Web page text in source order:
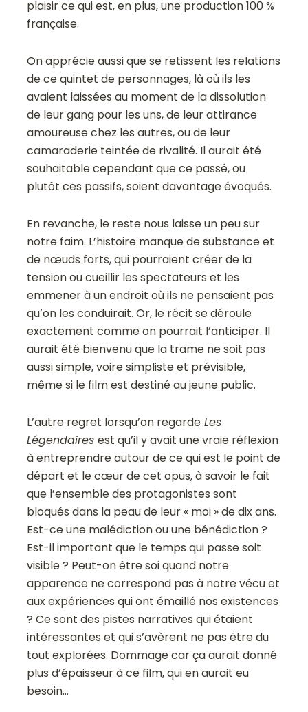
plaisir ce qui est, en plus, une production 100 %
française.
On apprécie aussi que se retissent les relations
de ce quintet de personnages, là où ils les
avaient laissées au moment de la dissolution
de leur gang pour les uns, de leur attirance
amoureuse chez les autres, ou de leur
camaraderie teintée de rivalité. Il aurait été
souhaitable cependant que ce passé, ou
plutôt ces passifs, soient davantage évoqués.
En revanche, le reste nous laisse un peu sur
notre faim. L’histoire manque de substance et
de nœuds forts, qui pourraient créer de la
tension ou cueillir les spectateurs et les
emmener à un endroit où ils ne pensaient pas
qu’on les conduirait. Or, le récit se déroule
exactement comme on pourrait l’anticiper. Il
aurait été bienvenu que la trame ne soit pas
aussi simple, voire simpliste et prévisible,
même si le film est destiné au jeune public.
L’autre regret lorsqu’on regarde Les
Légendairesest qu’il y avait une vraie réflexion
à entreprendre autour de ce qui est le point de
départ et le cœur de cet opus, à savoir le fait
que l’ensemble des protagonistes sont
bloqués dans la peau de leur « moi » de dix ans.
Est-ce une malédiction ou une bénédiction ?
Est-il important que le temps qui passe soit
visible ? Peut-on être soi quand notre
apparence ne correspond pas à notre vécu et
aux expériences qui ont émaillé nos existences
? Ce sont des pistes narratives qui étaient
intéressantes et qui s’avèrent ne pas être du
tout explorées. Dommage car ça aurait donné
plus d’épaisseur à ce film, qui en aurait eu
besoin…